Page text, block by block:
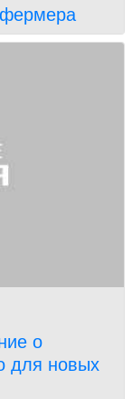
фермера
о
для новых